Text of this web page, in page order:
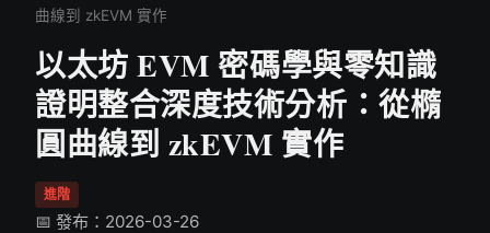
曲線到 zkEVM 實作
以太坊 EVM 密碼學與零知識
證明整合深度技術分析：從橢
圓曲線到 zkEVM 實作
進階
📅 發布：2026-03-26